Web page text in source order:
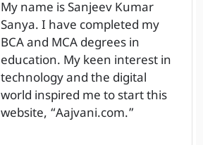
My name is Sanjeev Kumar
Sanya. I have completed my
BCA and MCA degrees in
education. My keen interest in
technology and the digital
world inspired me to start this
website, “Aajvani.com.”